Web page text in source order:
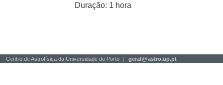
Duração: 1 hora
Centro de Astrofísica da Universidade do Porto | geral@astro.up.pt